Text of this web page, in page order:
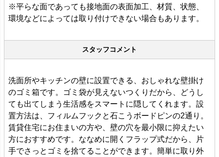
※平らな面であっても接地面の表面加工、材質、状態、
環境などによっては取り付けできない場合もあります。
スタッフコメント
洗面所やキッチンの壁に設置できる、おしゃれな壁掛け
のゴミ箱です。ゴミ袋が見えないつくりだから、どうし
ても出てしまう生活感をスマートに隠してくれます。設
置方法は、フィルムフックと石こうボードピンの2通り。
賃貸住宅にお住まいの方や、壁の穴を最小限に抑えたい
方におすすめです。ななめに開くフラップ式だから、片
手でさっとゴミを捨てることができます。簡単に取り外